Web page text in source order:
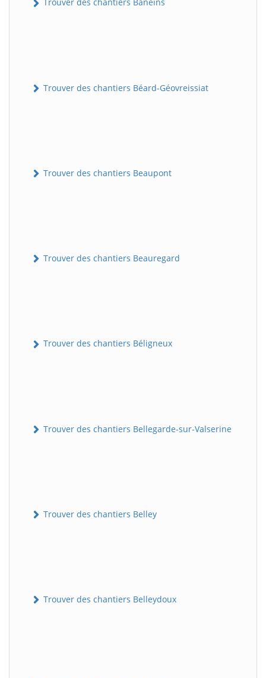
Trouver des chantiers Béard-Géovreissiat
Trouver des chantiers Beaupont
Trouver des chantiers Beauregard
Trouver des chantiers Béligneux
Trouver des chantiers Bellegarde-sur-Valserine
Trouver des chantiers Belley
Trouver des chantiers Belleydoux